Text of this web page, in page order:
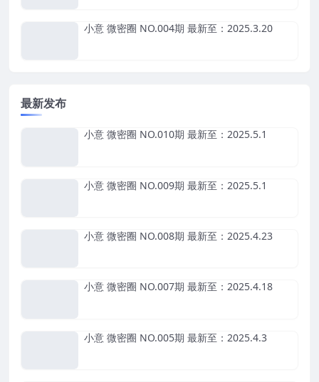
小意 微密圈 NO.004期 最新至：2025.3.20
最新发布
小意 微密圈 NO.010期 最新至：2025.5.1
小意 微密圈 NO.009期 最新至：2025.5.1
小意 微密圈 NO.008期 最新至：2025.4.23
小意 微密圈 NO.007期 最新至：2025.4.18
小意 微密圈 NO.005期 最新至：2025.4.3